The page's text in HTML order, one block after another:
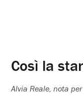
Così la
Alvia Reale, nota